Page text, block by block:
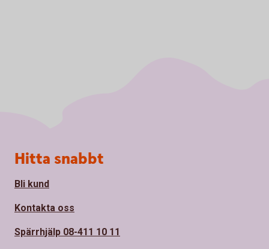
Sidfot
Hitta snabbt
Bli kund
Kontakta oss
Spärrhjälp 08-411 10 11